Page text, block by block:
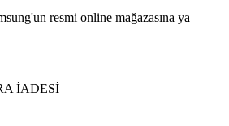
resmi online mağazasına ya
İADESİ